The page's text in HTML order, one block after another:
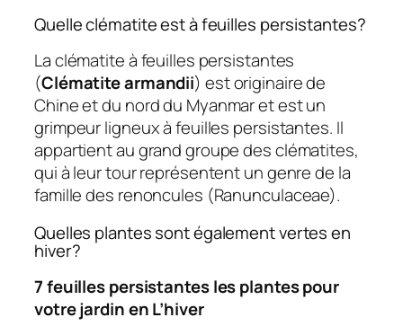
Quelle clématite est à feuilles persistantes?
La clématite à feuilles persistantes
(Clématite armandii) est originaire de
Chine et du nord du Myanmar et est un
grimpeur ligneux à feuilles persistantes. Il
appartient au grand groupe des clématites,
qui à leur tour représentent un genre de la
famille des renoncules (Ranunculaceae).
Quelles plantes sont également vertes en
hiver?
7 feuilles persistantesles plantespour
votre jardin enL’hiver